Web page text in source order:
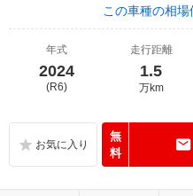
この車種の相場
年式
2024
(R6)
走行距離
1.5
万km
無
料